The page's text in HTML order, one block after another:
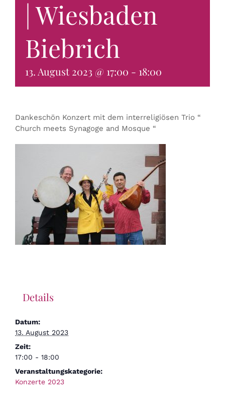
KONTAKT & BUCHEN
| Wiesbaden
Biebrich
13. August 2023 @ 17:00 - 18:00
Dankeschön Konzert mit dem interreligiösen Trio “
Church meets Synagoge and Mosque “
Details
Datum:
13. August 2023
Zeit:
17:00 - 18:00
Veranstaltungskategorie:
Konzerte 2023